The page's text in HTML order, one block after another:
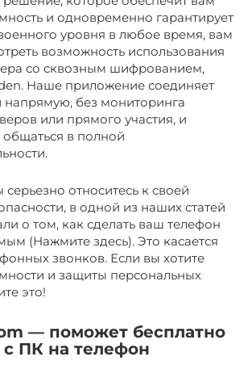
и одновременно гарантирует
уровня в любое время, вам
возможность использования
со сквозным шифрованием,
Наше приложение соединяет
напрямую, без мониторинга
или прямого участия, и
общаться в полной
серьезно относитесь к своей
в одной из наших статей
о том, как сделать ваш телефон
(Нажмите здесь). Это касается
звонков. Если вы хотите
и защиты персональных
это!
— поможет бесплатно
с ПК на телефон